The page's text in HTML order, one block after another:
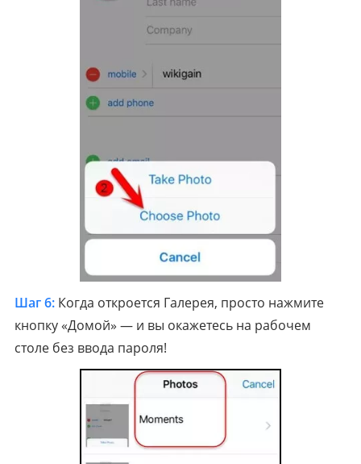
Шаг 6: Когда откроется Галерея, просто нажмите
кнопку «Домой» — и вы окажетесь на рабочем
столе без ввода пароля!